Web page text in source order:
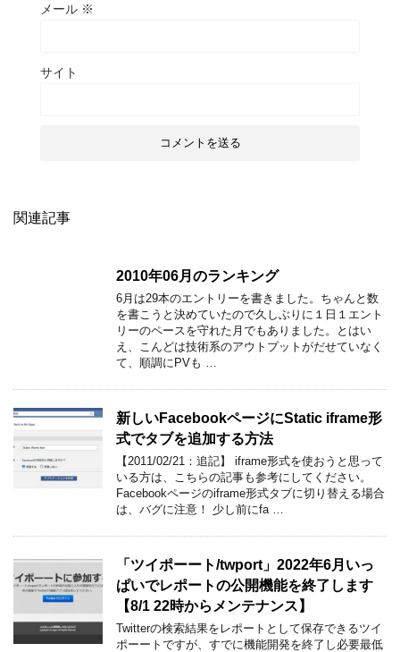
メール ※
サイト
関連記事
2010年06月のランキング
6月は29本のエントリーを書きました。ちゃんと数
を書こうと決めていたので久しぶりに１日１エント
リーのペースを守れた月でもありました。とはい
え、こんどは技術系のアウトプットがだせていなく
て、順調にPVも …
新しいFacebookページにStatic iframe形
式でタブを追加する方法
【2011/02/21：追記】 iframe形式を使おうと思って
いる方は、こちらの記事も参考にしてください。
Facebookページのiframe形式タブに切り替える場合
は、バグに注意！ 少し前にfa …
「ツイポーート/twport」2022年6月いっ
ぱいでレポートの公開機能を終了します
【8/1 22時からメンテナンス】
Twitterの検索結果をレポートとして保存できるツイ
ポーートですが、すでに機能開発を終了し必要最低